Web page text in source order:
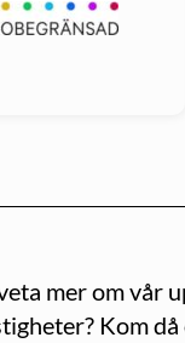
mer om vår
Kom då